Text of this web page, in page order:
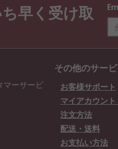
早く受け取
マーサービ
その他のサー
お客様サポート
マイアカウン
注文方法
配送・送料
お支払い方法